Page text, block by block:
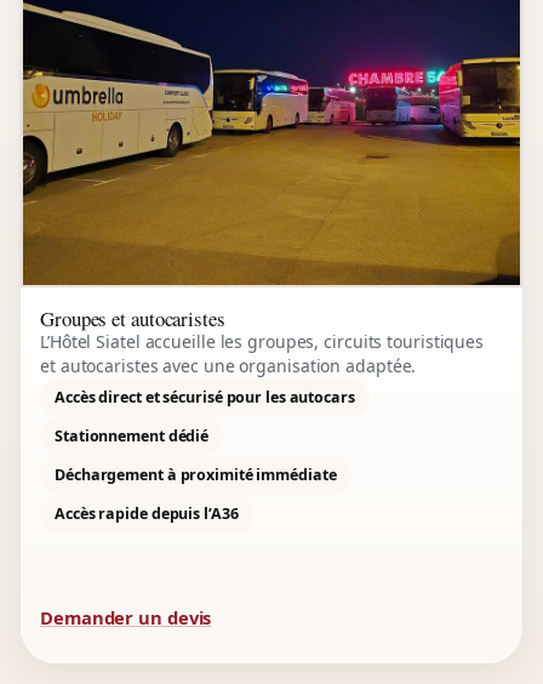
Groupes et autocaristes
L’Hôtel Siatel accueille les groupes, circuits touristiques
et autocaristes avec une organisation adaptée.
Accès direct et sécurisé pour les autocars
Stationnement dédié
Déchargement à proximité immédiate
Accès rapide depuis l’A36
Demander un devis